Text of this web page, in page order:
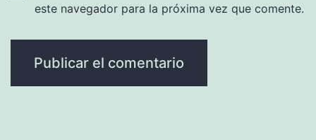
este navegador para la próxima vez que comente.